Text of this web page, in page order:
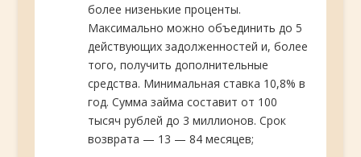
более низенькие проценты.
Максимально можно объединить до 5
действующих задолженностей и, более
того, получить дополнительные
средства. Минимальная ставка 10,8% в
год. Сумма займа составит от 100
тысяч рублей до 3 миллионов. Срок
возврата — 13 — 84 месяцев;